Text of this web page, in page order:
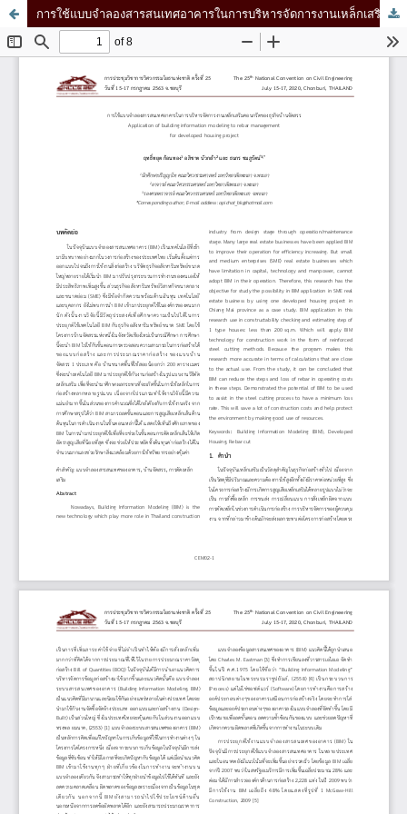
การใช้แบบจำลองสารสนเทศอาคารในการบริหารจัดการงานเหล็กเสริมคอนกรีตของธุรกิจบ้านจัดสรร